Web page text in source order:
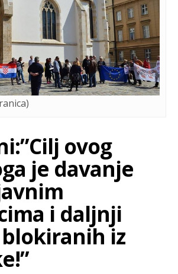
ovog
je davanje
i daljnji
iz